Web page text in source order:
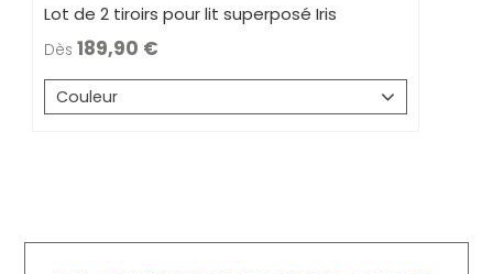
Lot de 2 tiroirs pour lit superposé Iris
Dès 189,90
Couleur